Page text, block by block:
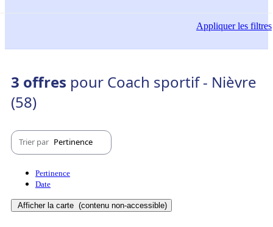
Appliquerles filtres
3 offres pour Coach sportif - Nièvre
(58)
Trier par Pertinence
Pertinence
Date
Afficher la carte (contenu non-accessible)